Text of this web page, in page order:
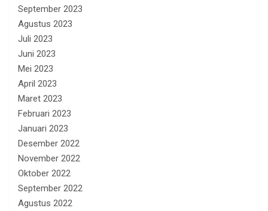
September 2023
Agustus 2023
Juli 2023
Juni 2023
Mei 2023
April 2023
Maret 2023
Februari 2023
Januari 2023
Desember 2022
November 2022
Oktober 2022
September 2022
Agustus 2022